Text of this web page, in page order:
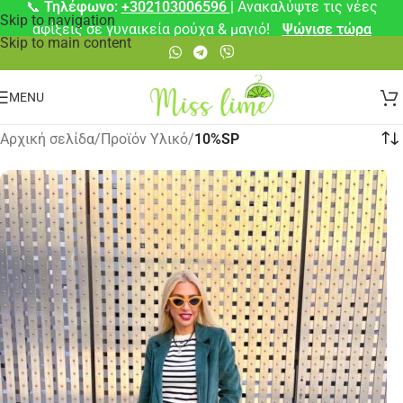
Skip to navigation
Skip to main content
📞 Τηλέφωνο: +302103006596 | Ανακαλύψτε τις νέες
αφίξεις σε γυναικεία ρούχα & μαγιό!
Ψώνισε τώρα
MENU
Αρχική σελίδα/Προϊόν Υλικό/10%SP